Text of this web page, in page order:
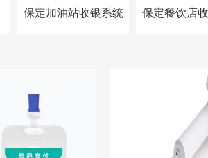
保定加油站收银系统 保定餐饮店